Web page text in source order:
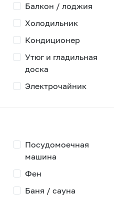
Балкон / лоджия
Холодильник
Кондиционер
Утюг и гладильная
доска
Электрочайник
Посудомоечная
машина
Фен
Баня / сауна